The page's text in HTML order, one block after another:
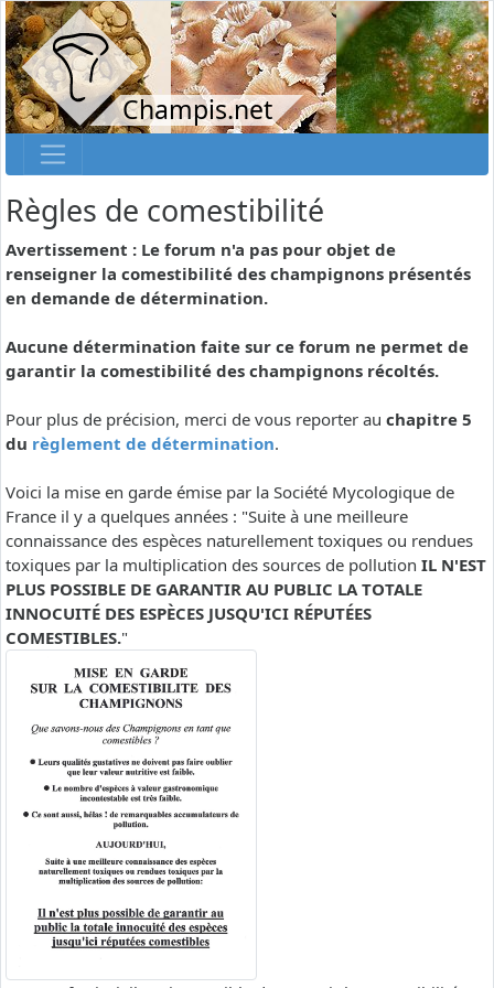
Champis.net
Règles de comestibilité
Avertissement : Le forum n'a pas pour objet de
renseigner la comestibilité des champignons présentés
en demande de détermination.
Aucune détermination faite sur ce forum ne permet de
garantir la comestibilité des champignons récoltés.
Pour plus de précision, merci de vous reporter au chapitre 5
du règlement de détermination.
Voici la mise en garde émise par la Société Mycologique de
France il y a quelques années : "Suite à une meilleure
connaissance des espèces naturellement toxiques ou rendues
toxiques par la multiplication des sources de pollution IL N'EST
PLUS POSSIBLE DE GARANTIR AU PUBLIC LA TOTALE
INNOCUITÉ DES ESPÈCES JUSQU'ICI RÉPUTÉES
COMESTIBLES."